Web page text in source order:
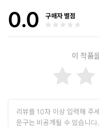
에서 그 단락이 나오는 문맥
어지는 이 문맥은 현재 본
체 복음서 메시지에 어떻게
광범위한 단락들(1:1~13,
8:22~10:52, 11:1~13:37,
의된다. (2) 둘째, 설명 단락
더 나은 도움을 주기 위해 윤
(3) 설명 단락 내에서의 논의
누어진다. 종종 몇몇 구절들
0.0 구매자 별점
이 작품